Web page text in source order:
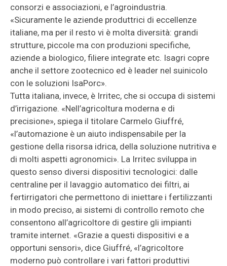
consorzi e associazioni, e l’agroindustria.
«Sicuramente le aziende produttrici di eccellenze
italiane, ma per il resto vi è molta diversità: grandi
strutture, piccole ma con produzioni specifiche,
aziende a biologico, filiere integrate etc. Isagri copre
anche il settore zootecnico ed è leader nel suinicolo
con le soluzioni IsaPorc».
Tutta italiana, invece, è Irritec, che si occupa di sistemi
d’irrigazione. «Nell’agricoltura moderna e di
precisione», spiega il titolare Carmelo Giuffré,
«l’automazione è un aiuto indispensabile per la
gestione della risorsa idrica, della soluzione nutritiva e
di molti aspetti agronomici». La Irritec sviluppa in
questo senso diversi dispositivi tecnologici: dalle
centraline per il lavaggio automatico dei filtri, ai
fertirrigatori che permettono di iniettare i fertilizzanti
in modo preciso, ai sistemi di controllo remoto che
consentono all’agricoltore di gestire gli impianti
tramite internet. «Grazie a questi dispositivi e a
opportuni sensori», dice Giuffré, «l’agricoltore
moderno può controllare i vari fattori produttivi